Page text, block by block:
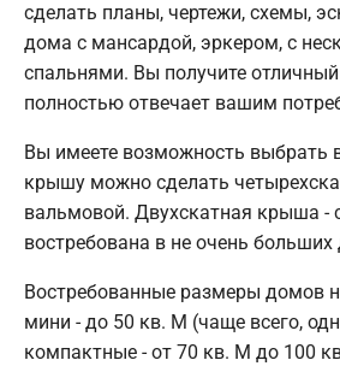
сделать планы, чертежи, схемы,
дома с мансардой, эркером, с
спальнями. Вы получите
полностью отвечает вашим
Вы имеете возможность выбрать
крышу можно сделать
вальмовой. Двухскатная крыша -
востребована в не очень больших
Востребованные размеры домов
мини - до 50 кв. М (чаще всего,
компактные - от 70 кв. М до 100